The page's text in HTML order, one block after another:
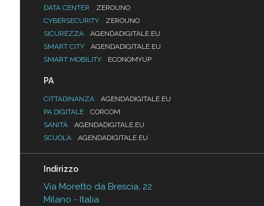
DATA CENTER
ZEROUNO
CYBERSECURITY
ZEROUNO
SICUREZZA
AGENDADIGITALE.EU
SMART CITY
AGENDADIGITALE.EU
SMART MOBILITY
ECONOMYUP
PA
CITTADINANZA
AGENDADIGITALE.EU
PA DIGITALE
CORCOM
SANITÀ
AGENDADIGITALE.EU
SCUOLA
AGENDADIGITALE.EU
Indirizzo
Via Moretto da Brescia, 22
Milano - Italia